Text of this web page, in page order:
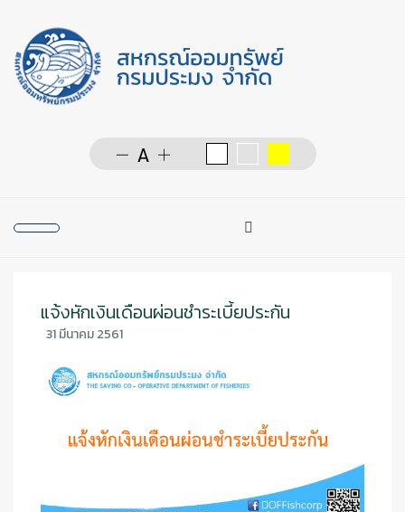
การค้นหา
แจ้งหักเงินเดือนผ่อนชำระเบี้ยประกัน
31 มีนาคม 2561